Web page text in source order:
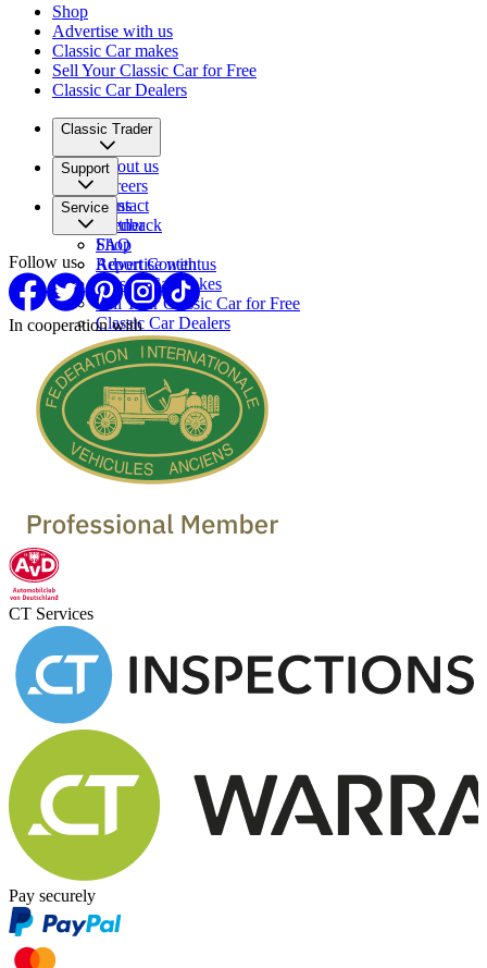
Shop
Advertise with us
Classic Car makes
Sell Your Classic Car for Free
Classic Car Dealers
Classic Trader
About us
Careers
Press
Partner
Support
Contact
Feedback
FAQ
Report Content
Service
Shop
Advertise with us
Classic Car makes
Sell Your Classic Car for Free
Classic Car Dealers
Follow us
In cooperation with
CT Services
Pay securely